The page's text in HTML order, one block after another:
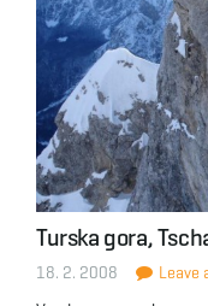
Turska gora,
18. 2. 2008 Leave